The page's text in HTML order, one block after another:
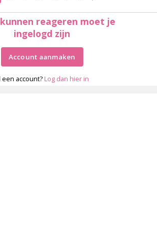
reageren moet je
ingelogd zijn
Account aanmaken
een account? Log dan hier in